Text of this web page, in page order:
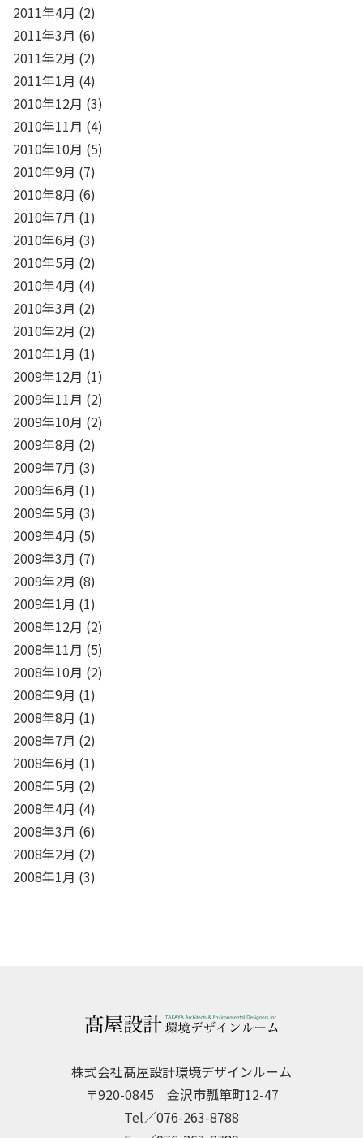
2011年4月 (2)
2011年3月 (6)
2011年2月 (2)
2011年1月 (4)
2010年12月 (3)
2010年11月 (4)
2010年10月 (5)
2010年9月 (7)
2010年8月 (6)
2010年7月 (1)
2010年6月 (3)
2010年5月 (2)
2010年4月 (4)
2010年3月 (2)
2010年2月 (2)
2010年1月 (1)
2009年12月 (1)
2009年11月 (2)
2009年10月 (2)
2009年8月 (2)
2009年7月 (3)
2009年6月 (1)
2009年5月 (3)
2009年4月 (5)
2009年3月 (7)
2009年2月 (8)
2009年1月 (1)
2008年12月 (2)
2008年11月 (5)
2008年10月 (2)
2008年9月 (1)
2008年8月 (1)
2008年7月 (2)
2008年6月 (1)
2008年5月 (2)
2008年4月 (4)
2008年3月 (6)
2008年2月 (2)
2008年1月 (3)
株式会社髙屋設計環境デザインルーム
〒920-0845 金沢市瓢箪町12-47
Tel／076-263-8788